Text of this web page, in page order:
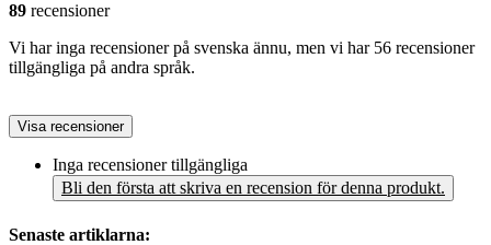
89 recensioner
Vi har inga recensioner på svenska ännu, men vi har 56 recensioner
tillgängliga på andra språk.
Visa recensioner
Inga recensioner tillgängliga
Bli den första att skriva en recension för denna produkt.
Senaste artiklarna: